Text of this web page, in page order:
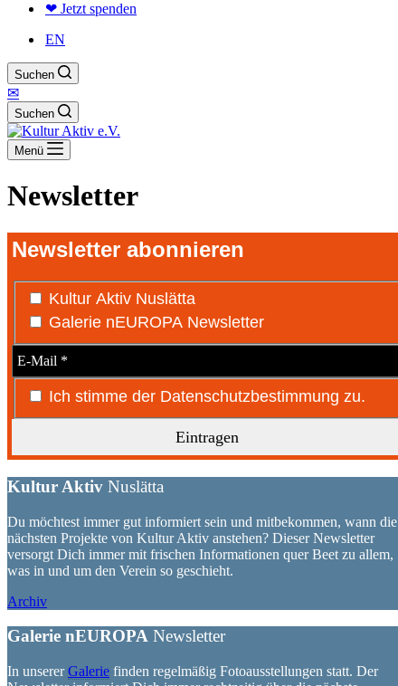
❤ Jetzt spenden
EN
Suchen
✉
Suchen
Menü
Newsletter
Newsletter abonnieren
Kultur Aktiv Nuslätta
Galerie nEUROPA Newsletter
Ich stimme der Datenschutzbestimmung zu.
Kultur Aktiv Nuslätta
Du möchtest immer gut informiert sein und mitbekommen, wann die
nächsten Projekte von Kultur Aktiv anstehen? Dieser Newsletter
versorgt Dich immer mit frischen Informationen quer Beet zu allem,
was in und um den Verein so geschieht.
Archiv
Galerie nEUROPA Newsletter
In unsererGalerie finden regelmäßig Fotoausstellungen statt. Der